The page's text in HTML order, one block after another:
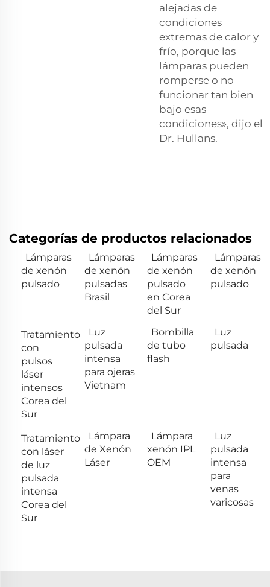
alejadas de
condiciones
extremas de calor y
frío, porque las
lámparas pueden
romperse o no
funcionar tan bien
bajo esas
condiciones», dijo el
Dr. Hullans.
Categorías de productos relacionados
Lámparas
de xenón
pulsado
Lámparas
de xenón
pulsadas
Brasil
Lámparas
de xenón
pulsado
en Corea
del Sur
Lámparas
de xenón
pulsado
Tratamiento
con
pulsos
láser
intensos
Corea del
Sur
Luz
pulsada
intensa
para ojeras
Vietnam
Bombilla
de tubo
flash
Luz
pulsada
Tratamiento
con láser
de luz
pulsada
intensa
Corea del
Sur
Lámpara
de Xenón
Láser
Lámpara
xenón IPL
OEM
Luz
pulsada
intensa
para
venas
varicosas